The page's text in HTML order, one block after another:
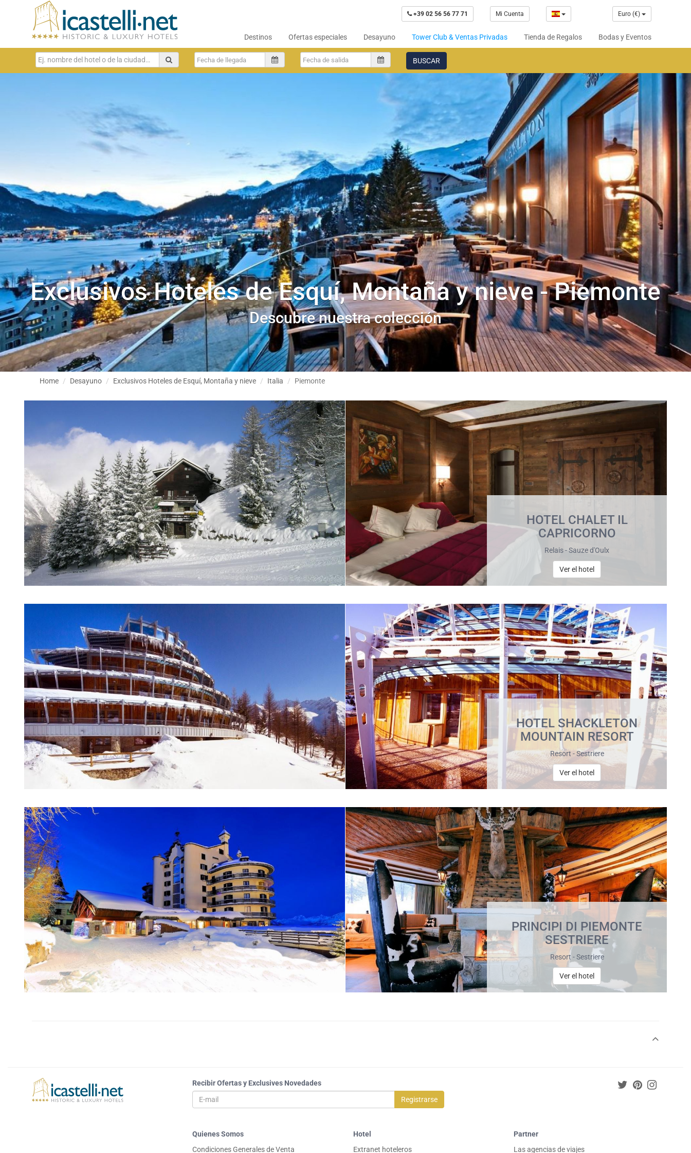
+39 02 56 56 77 71 Mi Cuenta Euro (€)
Destinos Ofertas especiales Desayuno Tower Club & Ventas Privadas Tienda de Regalos Bodas y Eventos
BUSCAR
Exclusivos Hoteles de Esquí, Montaña y nieve - Piemonte
Descubre nuestra colección
Home Desayuno Exclusivos Hoteles de Esquí, Montaña y nieve Italia Piemonte
HOTEL CHALET IL
CAPRICORNO
Relais - Sauze d'Oulx
Ver el hotel
HOTEL SHACKLETON
MOUNTAIN RESORT
Resort - Sestriere
Ver el hotel
PRINCIPI DI PIEMONTE
SESTRIERE
Resort - Sestriere
Ver el hotel
Recibir Ofertas y Exclusives Novedades
Registrarse
Quienes Somos
Condiciones Generales de Venta
Hotel
Extranet hoteleros
Partner
Las agencias de viajes